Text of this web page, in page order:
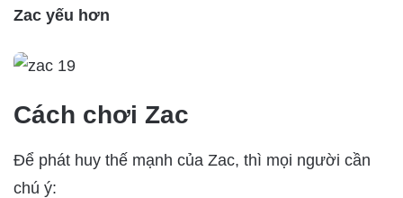
Zac yếu hơn
Cách chơi Zac
Để phát huy thế mạnh của Zac, thì mọi người cần
chú ý: